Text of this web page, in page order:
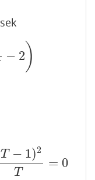
− 2 )
2 =
T − 1)2
T
= 0
)2T=0